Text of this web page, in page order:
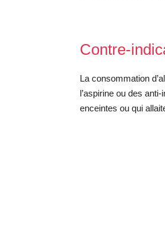
Contre-
La consommation
l’aspirine ou des
enceintes ou qui